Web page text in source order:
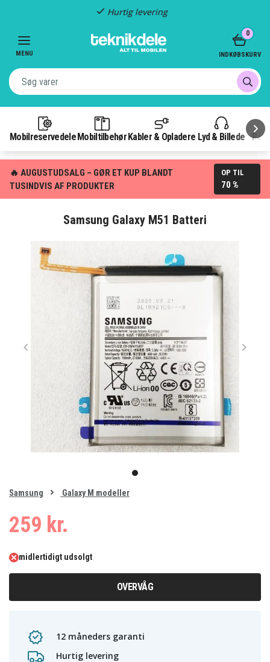
Hurtig levering
MENU
Mobilreservedele Mobiltilbehør Kabler & Opladere Lyd & Billede
0
INDKØBSKURV
🔥 AUGUSTUDSALG – GØR ET KUP BLANDT
TUSINDVIS AF PRODUKTER
OP TIL
70 %
Samsung Galaxy M51 Batteri
item
of
Samsung Galaxy M modeller
259 kr.
midlertidigt udsolgt
OVERVÅG
12 måneders garanti
Hurtig levering